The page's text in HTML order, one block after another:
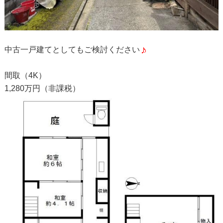
中古一戸建てとしてもご検討ください
間取（4K）
1,280万円（非課税）